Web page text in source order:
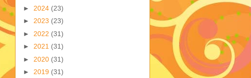
► 2024 (23)
► 2023 (23)
► 2022 (31)
► 2021 (31)
► 2020 (31)
► 2019 (31)